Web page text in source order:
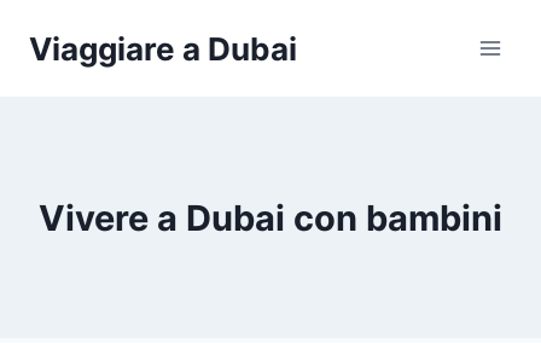
Viaggiare a Dubai
Vivere a Dubai con bambini